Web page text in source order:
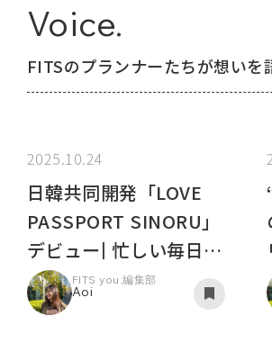
Voice.
FITSのプランナーたちが想いを
2025.10.24
日韓共同開発「LOVE
PASSPORT SINORU」
デビュー| 忙しい毎日
に"新月"のようなひと
ときを
FITS you.編集部
Aoi